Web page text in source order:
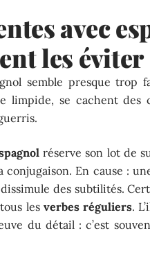
avec
les éviter
semble presque trop
limpide, se cachent des
réserve son lot de
conjugaison. En cause :
des subtilités.
les verbes réguliers.
du détail : c’est